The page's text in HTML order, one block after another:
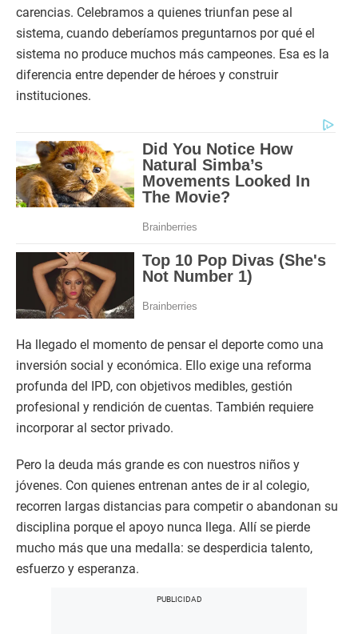
carencias. Celebramos a quienes triunfan pese al
sistema, cuando deberíamos preguntarnos por qué el
sistema no produce muchos más campeones. Esa es la
diferencia entre depender de héroes y construir
instituciones.
Ha llegado el momento de pensar el deporte como una
inversión social y económica. Ello exige una reforma
profunda del IPD, con objetivos medibles, gestión
profesional y rendición de cuentas. También requiere
incorporar al sector privado.
Pero la deuda más grande es con nuestros niños y
jóvenes. Con quienes entrenan antes de ir al colegio,
recorren largas distancias para competir o abandonan su
disciplina porque el apoyo nunca llega. Allí se pierde
mucho más que una medalla: se desperdicia talento,
esfuerzo y esperanza.